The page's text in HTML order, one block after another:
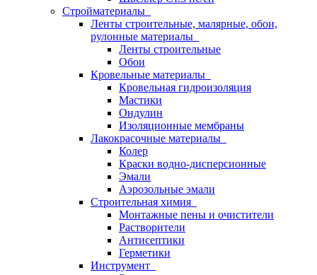
Стройматериалы
Ленты строительные, малярные, обои,
рулонные материалы
Ленты строительные
Обои
Кровельные материалы
Кровельная гидроизоляция
Мастики
Ондулин
Изоляционные мембраны
Лакокрасочные материалы
Колер
Краски водно-дисперсионные
Эмали
Аэрозольные эмали
Строительная химия
Монтажные пены и очистители
Растворители
Антисептики
Герметики
Инструмент